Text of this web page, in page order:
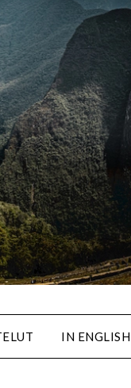
IN ENGLISH